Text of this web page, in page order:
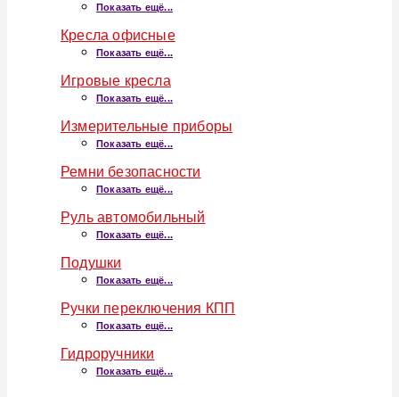
Показать ещё...
Кресла офисные
Показать ещё...
Игровые кресла
Показать ещё...
Измерительные приборы
Показать ещё...
Ремни безопасности
Показать ещё...
Руль автомобильный
Показать ещё...
Подушки
Показать ещё...
Ручки переключения КПП
Показать ещё...
Гидроручники
Показать ещё...